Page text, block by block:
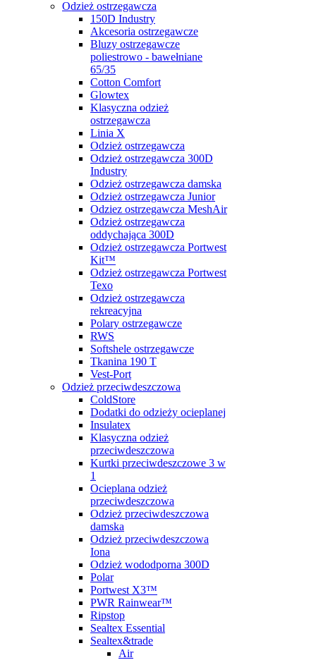
Odzież ostrzegawcza
150D Industry
Akcesoria ostrzegawcze
Bluzy ostrzegawcze
poliestrowo - bawełniane
65/35
Cotton Comfort
Glowtex
Klasyczna odzież
ostrzegawcza
Linia X
Odzież ostrzegawcza
Odzież ostrzegawcza 300D
Industry
Odzież ostrzegawcza damska
Odzież ostrzegawcza Junior
Odziez ostrzegawcza MeshAir
Odzież ostrzegawcza
oddychająca 300D
Odzież ostrzegawcza Portwest
Kit™
Odzież ostrzegawcza Portwest
Texo
Odzież ostrzegawcza
rekreacyjna
Polary ostrzegawcze
RWS
Softshele ostrzegawcze
Tkanina 190 T
Vest-Port
Odzież przeciwdeszczowa
ColdStore
Dodatki do odzieży ocieplanej
Insulatex
Klasyczna odzież
przeciwdeszczowa
Kurtki przeciwdeszczowe 3 w
1
Ocieplana odzież
przeciwdeszczowa
Odzież przeciwdeszczowa
damska
Odzież przeciwdeszczowa
Iona
Odzież wododporna 300D
Polar
Portwest X3™
PWR Rainwear™
Ripstop
Sealtex Essential
Sealtex&trade
Air